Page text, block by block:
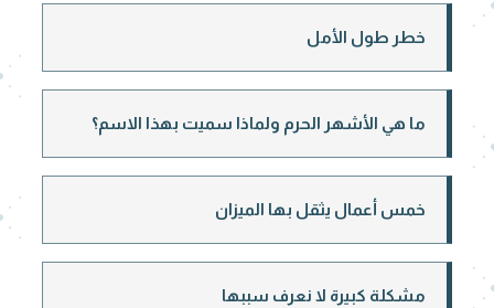
خطر طول الأمل
ما هي الأشهر الحرم ولماذا سميت بهذا الاسم؟
خمس أعمال يثقل بها الميزان
مشكلة كبيرة لا نعرف سببها